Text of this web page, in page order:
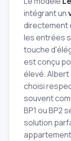
intégrant un
directement
les entrées
touche
est conçu
élevé. Albert
choisi
souvent
BP1 ou BP2
solution